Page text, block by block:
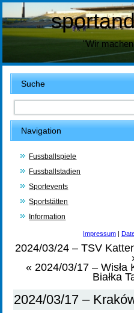
"Wir
Suche
Navigation
Fussballspiele
Fussballstadien
Sportevents
Sportstätten
Information
Impressum |
2024/03/24 – TSV
« 2024/03/17 – Wisła
Białka
2024/03/17 –